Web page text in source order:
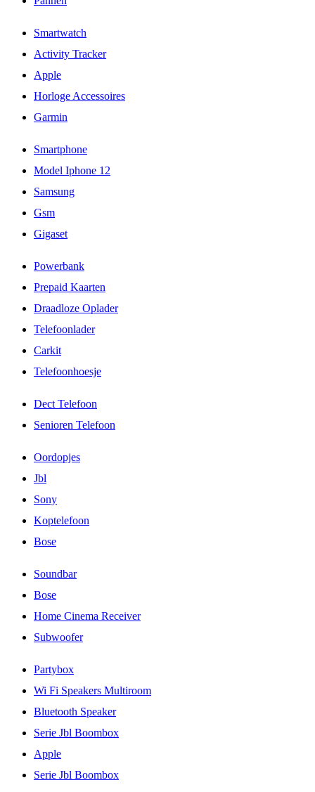
Smartwatch
Activity Tracker
Apple
Horloge Accessoires
Garmin
Smartphone
Model Iphone 12
Samsung
Gsm
Gigaset
Powerbank
Prepaid Kaarten
Draadloze Oplader
Telefoonlader
Carkit
Telefoonhoesje
Dect Telefoon
Senioren Telefoon
Oordopjes
Jbl
Sony
Koptelefoon
Bose
Soundbar
Bose
Home Cinema Receiver
Subwoofer
Partybox
Wi Fi Speakers Multiroom
Bluetooth Speaker
Serie Jbl Boombox
Apple
Serie Jbl Boombox